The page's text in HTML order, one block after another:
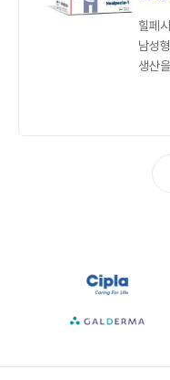
힐페
남성
생산